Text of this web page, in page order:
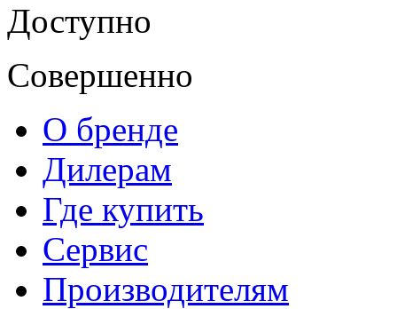
Доступно
Совершенно
О бренде
Дилерам
Где купить
Сервис
Производителям